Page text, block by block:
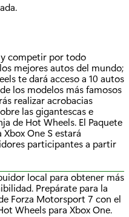
competir por todo
mejores autos del mundo;
te dará acceso a 10 autos
los modelos más famosos
realizar acrobacias
las gigantescas e
de Hot Wheels. El Paquete
One S estará
participantes a partir
local para obtener más
Prepárate para la
Forza Motorsport 7 con el
Wheels para Xbox One.